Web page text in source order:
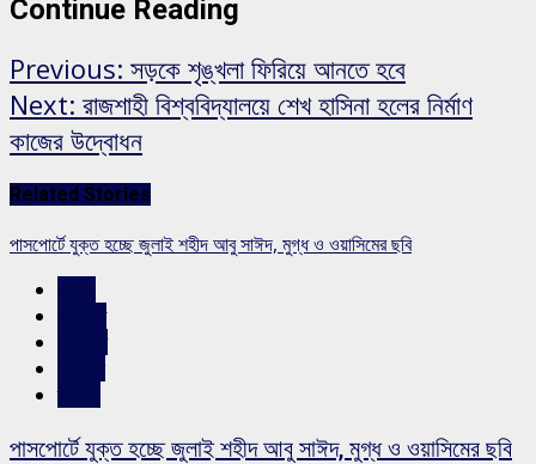
Continue Reading
Previous: সড়কে শৃঙ্খলা ফিরিয়ে আনতে হবে
Next: রাজশাহী বিশ্ববিদ্যালয়ে শেখ হাসিনা হলের নির্মাণ
কাজের উদ্বোধন
Related Stories
পাসপোর্টে যুক্ত হচ্ছে জুলাই শহীদ আবু সাঈদ, মুগ্ধ ও ওয়াসিমের ছবি
পাসপোর্টে যুক্ত হচ্ছে জুলাই শহীদ আবু সাঈদ, মুগ্ধ ও ওয়াসিমের ছবি